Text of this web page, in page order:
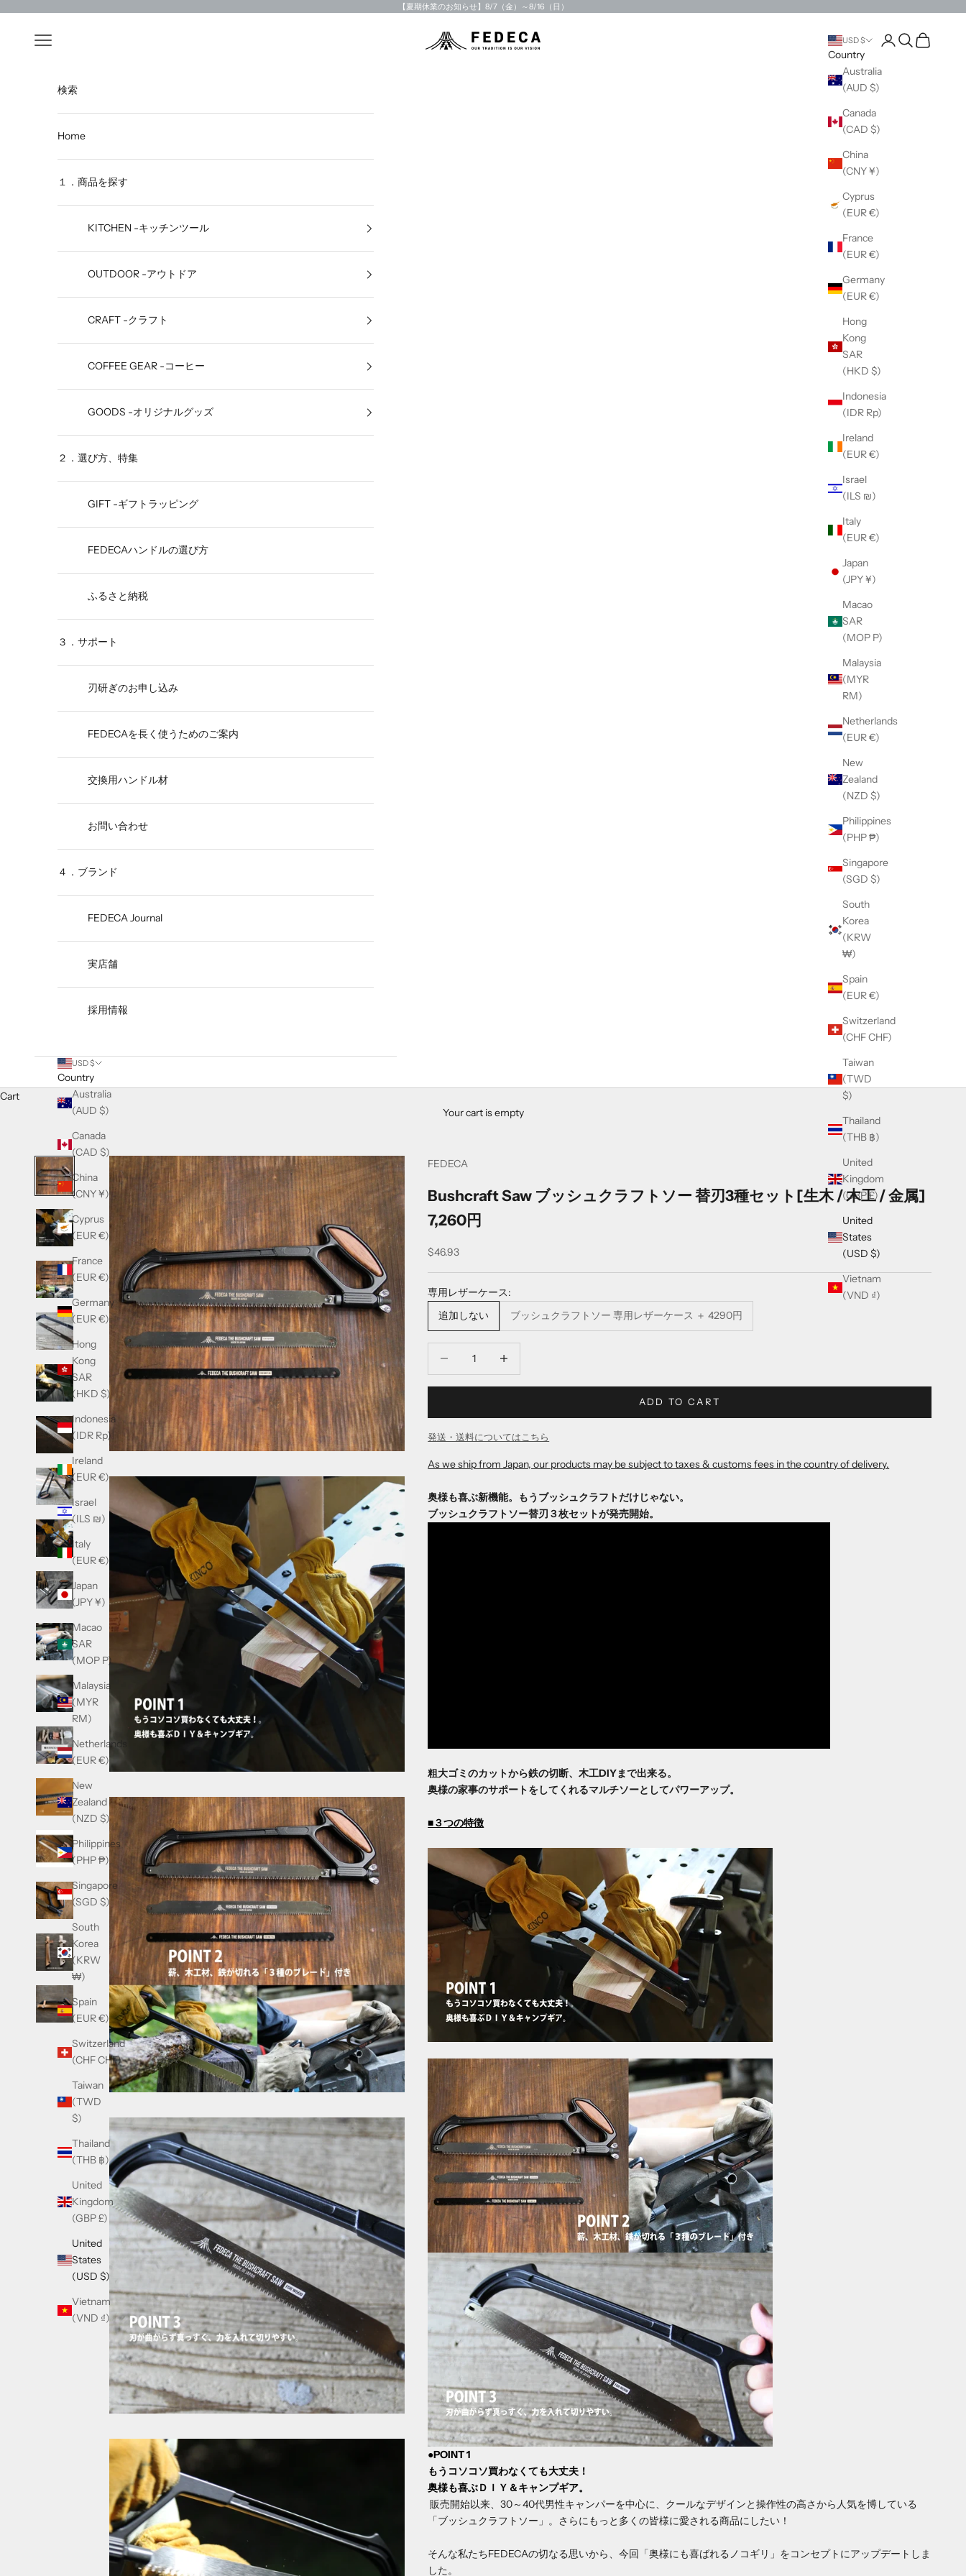
【夏期休業のお知らせ】8/7（金）～8/16（日）
FEDECA STORE
Open navigation menu USD $
Country
Australia
(AUD $)
Canada
(CAD $)
China
(CNY ¥)
Cyprus
(EUR €)
France
(EUR €)
Germany
(EUR €)
Hong
Kong
SAR
(HKD $)
Indonesia
(IDR Rp)
Ireland
(EUR €)
Israel
(ILS ₪)
Italy
(EUR €)
Japan
(JPY ¥)
Macao
SAR
(MOP P)
Malaysia
(MYR
RM)
Netherlands
(EUR €)
New
Zealand
(NZD $)
Philippines
(PHP ₱)
Singapore
(SGD $)
South
Korea
(KRW
₩)
Spain
(EUR €)
Switzerland
(CHF CHF)
Taiwan
(TWD
$)
Thailand
(THB ฿)
United
Kingdom
(GBP £)
United
States
(USD $)
Vietnam
(VND ₫)
Open account page
Open search
Open cart
検索
Home
１．商品を探す
KITCHEN -キッチンツール
OUTDOOR -アウトドア
CRAFT -クラフト
COFFEE GEAR -コーヒー
GOODS -オリジナルグッズ
２．選び方、特集
GIFT -ギフトラッピング
FEDECAハンドルの選び方
ふるさと納税
３．サポート
刃研ぎのお申し込み
FEDECAを長く使うためのご案内
交換用ハンドル材
お問い合わせ
４．ブランド
FEDECA Journal
実店舗
採用情報
USD $
Country
Australia
(AUD $)
Canada
(CAD $)
China
(CNY ¥)
Cyprus
(EUR €)
France
(EUR €)
Germany
(EUR €)
Hong
Kong
SAR
(HKD $)
Indonesia
(IDR Rp)
Ireland
(EUR €)
Israel
(ILS ₪)
Italy
(EUR €)
Japan
(JPY ¥)
Macao
SAR
(MOP P)
Malaysia
(MYR
RM)
Netherlands
(EUR €)
New
Zealand
(NZD $)
Philippines
(PHP ₱)
Singapore
(SGD $)
South
Korea
(KRW
₩)
Spain
(EUR €)
Switzerland
(CHF CHF)
Taiwan
(TWD
$)
Thailand
(THB ฿)
United
Kingdom
(GBP £)
United
States
(USD $)
Vietnam
(VND ₫)
Cart
Your cart is empty
FEDECA
Bushcraft Saw ブッシュクラフトソー 替刃3種セット[生木 / 木工 / 金属]
7,260円
Sale price
$46.93
専用レザーケース:
追加しない
ブッシュクラフトソー 専用レザーケース ＋ 4290円
ADD TO CART
発送・送料についてはこちら
As we ship from Japan, our products may be subject to taxes & customs fees in the country of delivery.
奥様も喜ぶ新機能。もうブッシュクラフトだけじゃない。
ブッシュクラフトソー替刃３枚セットが発売開始。
粗大ゴミのカットから鉄の切断、木工DIYまで出来る。
奥様の家事のサポートをしてくれるマルチソーとしてパワーアップ。
■３つの特徴
●POINT 1
もうコソコソ買わなくても大丈夫！
奥様も喜ぶＤＩＹ＆キャンプギア。
販売開始以来、30～40代男性キャンパーを中心に、クールなデザインと操作性の高さから人気を博している
「ブッシュクラフトソー」。さらにもっと多くの皆様に愛される商品にしたい！
そんな私たちFEDECAの切なる思いから、今回「奥様にも喜ばれるノコギリ」をコンセプトにアップデートしま
した。